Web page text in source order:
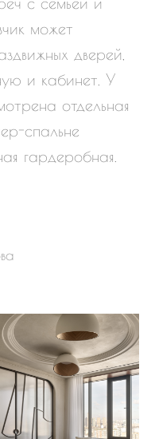
может
дверей,
и кабинет. У
отдельная
спальне
гардеробная.